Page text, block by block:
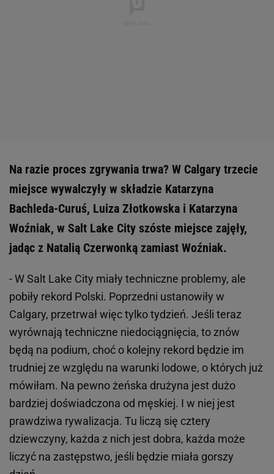
Na razie proces zgrywania trwa? W Calgary trzecie
miejsce wywalczyły w składzie Katarzyna
Bachleda-Curuś, Luiza Złotkowska i Katarzyna
Woźniak, w Salt Lake City szóste miejsce zajęły,
jadąc z Natalią Czerwonką zamiast Woźniak.
- W Salt Lake City miały techniczne problemy, ale
pobiły rekord Polski. Poprzedni ustanowiły w
Calgary, przetrwał więc tylko tydzień. Jeśli teraz
wyrównają techniczne niedociągnięcia, to znów
będą na podium, choć o kolejny rekord będzie im
trudniej ze względu na warunki lodowe, o których już
mówiłam. Na pewno żeńska drużyna jest dużo
bardziej doświadczona od męskiej. I w niej jest
prawdziwa rywalizacja. Tu liczą się cztery
dziewczyny, każda z nich jest dobra, każda może
liczyć na zastępstwo, jeśli będzie miała gorszy